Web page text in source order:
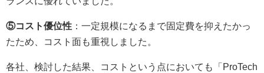
⑤コスト優位性 ：一定規模になるまで固定費を抑えたかっ
たため、コスト面も重視しました。
各社、検討した結果、コストという点においても「ProTech